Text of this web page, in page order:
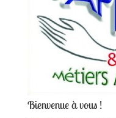
Bienvenue à vous !